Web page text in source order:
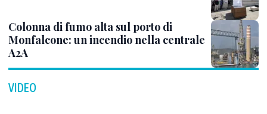
Colonna di fumo alta sul porto di
Monfalcone: un incendio nella centrale
A2A
VIDEO